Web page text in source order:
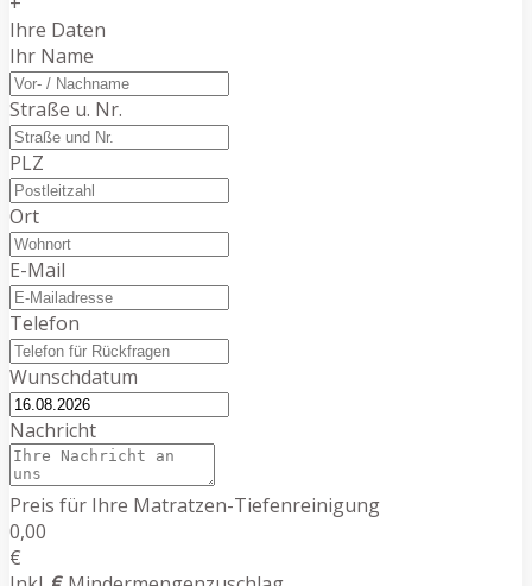
Ihre Daten
Ihr Name
Straße u. Nr.
PLZ
Ort
E-Mail
Telefon
Wunschdatum
Nachricht
Preis für Ihre Matratzen-Tiefenreinigung
0,00
€